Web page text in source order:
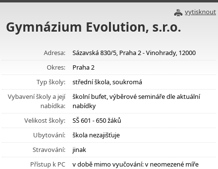
vytisknout
Gymnázium Evolution, s.r.o.
Adresa:
Sázavská 830/5, Praha 2 - Vinohrady, 12000
Okres:
Praha 2
Typ školy:
střední škola, soukromá
Vybavení školy a její
nabídka:
školní bufet, výběrové semináře dle aktuální
nabídky
Velikost školy:
SŠ 601 - 650 žáků
Ubytování:
škola nezajišťuje
Stravování:
jinak
Přístup k PC
v době mimo vyučování: v neomezené míře